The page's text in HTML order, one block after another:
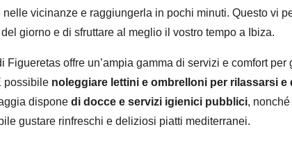
nelle vicinanze e raggiungerla in pochi minuti. Questo vi
giorno e di sfruttare al meglio il vostro tempo a Ibiza.
Figueretas offre un’ampia gamma di servizi e comfort
possibile noleggiare lettini e ombrelloni per rilassarsi
dispone di docce e servizi igienici pubblici, nonché
gustare rinfreschi e deliziosi piatti mediterranei.